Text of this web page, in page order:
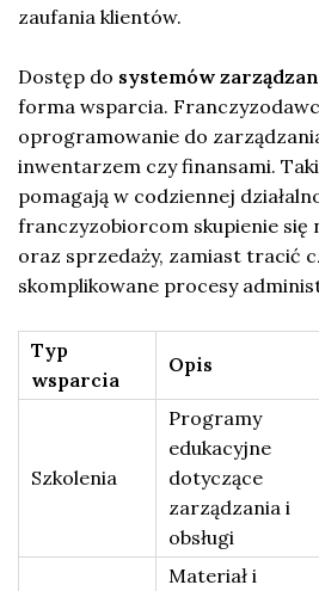
zaufania klientów.
Dostęp do systemów
forma wsparcia.
oprogramowanie do
inwentarzem czy finansami.
pomagają w codziennej
franczyzobiorcom skupienie się
oraz sprzedaży, zamiast tracić
skomplikowane procesy
Typ
wsparcia
Opis
Szkolenia
Programy
edukacyjne
dotyczące
zarządzania i
obsługi
Materiał i